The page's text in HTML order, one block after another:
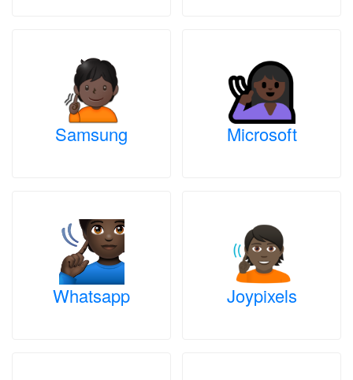
Samsung Microsoft
Whatsapp Joypixels